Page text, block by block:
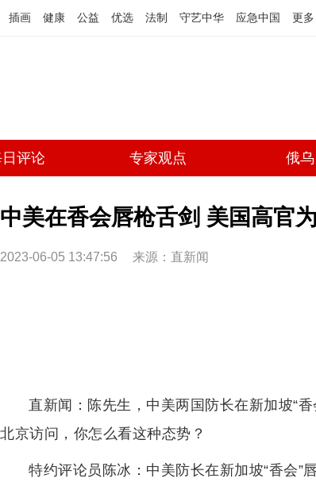
插画 健康 公益 优选 法制 守艺中华 应急中国 更多
评论 专家观点 俄乌
中美在香会唇枪舌剑 美国高官
2023-06-05 13:47:56 来源：直新闻
直新闻：陈先生，中美两国防长在新加坡“
北京访问，你怎么看这种态势？
特约评论员陈冰：中美防长在新加坡“香会”